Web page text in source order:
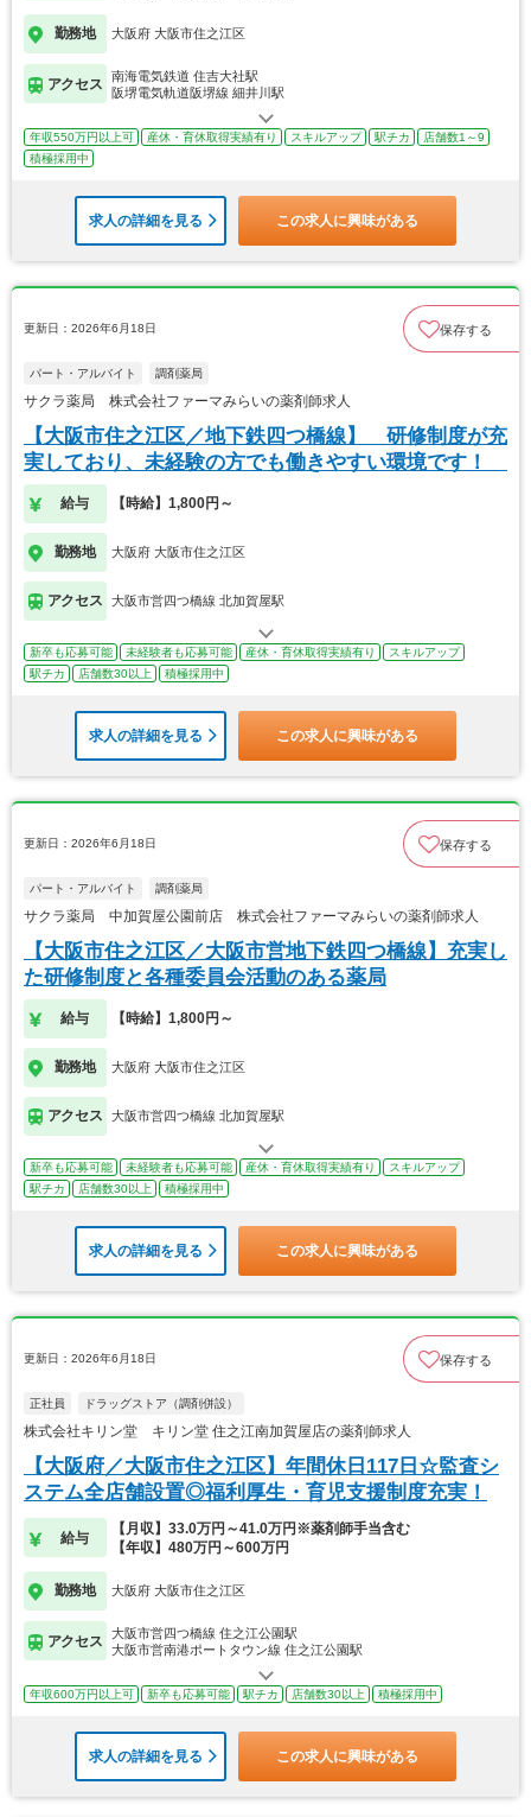
勤務地 大阪府 大阪市住之江区
アクセス
南海電気鉄道 住吉大社駅
阪堺電気軌道阪堺線 細井川駅
年収550万円以上可 産休・育休取得実績有り スキルアップ 駅チカ
店舗数1～9
積極採用中
求人の詳細を見る この求人に興味がある
更新日：2026年6月18日 保存する
パート・アルバイト 調剤薬局
サクラ薬局 株式会社ファーマみらいの薬剤師求人
【大阪市住之江区／地下鉄四つ橋線】 研修制度が充
実しており、未経験の方でも働きやすい環境です！
給与 【時給】1,800円～
勤務地 大阪府 大阪市住之江区
アクセス 大阪市営四つ橋線 北加賀屋駅
新卒も応募可能 未経験者も応募可能 産休・育休取得実績有り
スキルアップ
駅チカ
店舗数30以上 積極採用中
求人の詳細を見る この求人に興味がある
更新日：2026年6月18日 保存する
パート・アルバイト 調剤薬局
サクラ薬局 中加賀屋公園前店 株式会社ファーマみらいの薬剤師求人
【大阪市住之江区／大阪市営地下鉄四つ橋線】充実し
た研修制度と各種委員会活動のある薬局
給与 【時給】1,800円～
勤務地 大阪府 大阪市住之江区
アクセス 大阪市営四つ橋線 北加賀屋駅
新卒も応募可能 未経験者も応募可能 産休・育休取得実績有り
スキルアップ
駅チカ
店舗数30以上 積極採用中
求人の詳細を見る この求人に興味がある
更新日：2026年6月18日 保存する
正社員 ドラッグストア（調剤併設）
株式会社キリン堂 キリン堂 住之江南加賀屋店の薬剤師求人
【大阪府／大阪市住之江区】年間休日117日☆監査シ
ステム全店舗設置◎福利厚生・育児支援制度充実！
給与
【月収】33.0万円～41.0万円※薬剤師手当含む
【年収】480万円～600万円
勤務地 大阪府 大阪市住之江区
アクセス
大阪市営四つ橋線 住之江公園駅
大阪市営南港ポートタウン線 住之江公園駅
年収600万円以上可 新卒も応募可能 駅チカ 店舗数30以上 積極採用中
求人の詳細を見る この求人に興味がある